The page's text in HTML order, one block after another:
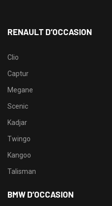
RENAULT D’OCCASION
Clio
Captur
Megane
Scenic
Kadjar
Twingo
Kangoo
Talisman
BMW D’OCCASION